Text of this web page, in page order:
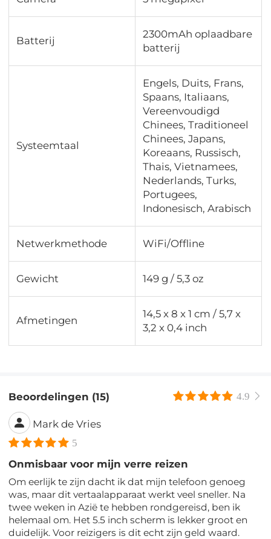
Batterij
2300mAh oplaadbare
batterij
Systeemtaal
Engels, Duits, Frans,
Spaans, Italiaans,
Vereenvoudigd
Chinees, Traditioneel
Chinees, Japans,
Koreaans, Russisch,
Thais, Vietnamees,
Nederlands, Turks,
Portugees,
Indonesisch, Arabisch
Netwerkmethode WiFi/Offline
Gewicht 149 g / 5,3 oz
Afmetingen
14,5 x 8 x 1 cm / 5,7 x
3,2 x 0,4 inch
Beoordelingen (15) 4.9
Mark de Vries
5
Onmisbaar voor mijn verre reizen
Om eerlijk te zijn dacht ik dat mijn telefoon genoeg
was, maar dit vertaalapparaat werkt veel sneller. Na
twee weken in Azië te hebben rondgereisd, ben ik
helemaal om. Het 5.5 inch scherm is lekker groot en
duidelijk. Voor reizigers is dit echt zijn geld waard.